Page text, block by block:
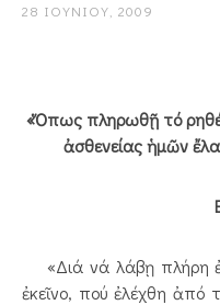
28 ΙΟΥΝΊΟΥ, 2009
«Ὅπως πληρωθῇ τό
ἀσθενείας ἡμῶν
«Διά νά λάβῃ πλήρη
ἐκεῖνο, πού ἐλέχθη ἀπό